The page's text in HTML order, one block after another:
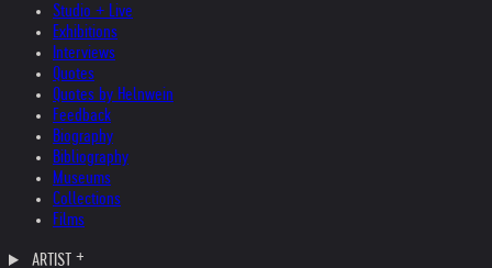
Studio + Live
Exhibitions
Interviews
Quotes
Quotes by Helnwein
Feedback
Biography
Bibliography
Museums
Collections
Films
ARTIST